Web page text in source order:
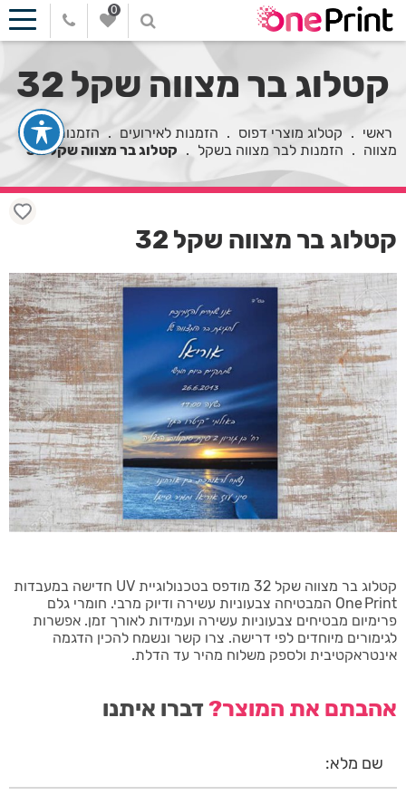
0
קטלוג בר מצווה שקל 32
ראשי . קטלוג מוצרי דפוס . הזמנות לאירועים . הזמנות לבר
מצווה . הזמנות לבר מצווה בשקל . קטלוג בר מצווה שקל 32
קטלוג בר מצווה שקל 32 מודפס בטכנולוגיית UV חדישה במעבדות
One Print המבטיחה צבעוניות עשירה ודיוק מרבי. חומרי גלם
פרימיום מבטיחים צבעוניות עשירה ועמידות לאורך זמן. אפשרות
לגימורים מיוחדים לפי דרישה. צרו קשר ונשמח להכין הדגמה
אינטראקטיבית ולספק משלוח מהיר עד הדלת.
אהבתם את המוצר?דברו איתנו
קטלוג בר מצווה שקל 32